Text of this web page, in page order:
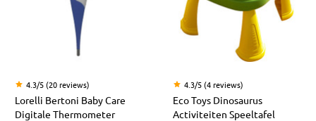
4.3/5 (20 reviews)
Lorelli Bertoni Baby Care
Digitale Thermometer
4.3/5 (4 reviews)
Eco Toys Dinosaurus
Activiteiten Speeltafel